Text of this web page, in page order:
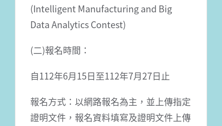
(Intelligent Manufacturing and Big
Data Analytics Contest)
(二)報名時間：
自112年6月15日至112年7月27日止
報名方式：以網路報名為主，並上傳指定
證明文件，報名資料填寫及證明文件上傳